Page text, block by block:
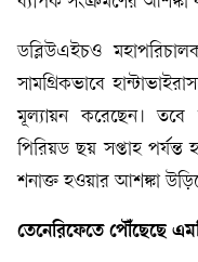
ডব্লিউএইচও
সামগ্রিকভাবে
মূল্যায়ন করেছেন। তবে
পিরিয়ড ছয় সপ্তাহ
শনাক্ত হওয়ার আশঙ্কা
তেনেরিফেতে পৌঁছেছে